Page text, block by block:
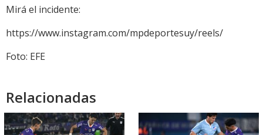
Mirá el incidente:
https://www.instagram.com/mpdeportesuy/reels/
Foto: EFE
Relacionadas